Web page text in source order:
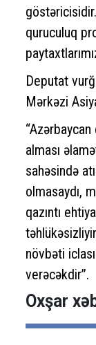
quruculuq
Deputat
Mərkəzi
alması
sahəsində
olmasaydı,
qazıntı
növbəti
verəcəkdir”.
Oxşar